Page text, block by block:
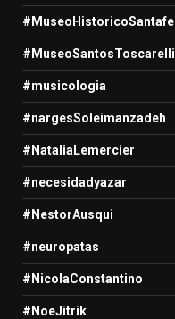
#MuseoHistoricoSantafe
#MuseoSantosToscarelli
#musicologia
#nargesSoleimanzadeh
#NataliaLemercier
#necesidadyazar
#NestorAusqui
#neuropatas
#NicolaConstantino
#NoeJitrik